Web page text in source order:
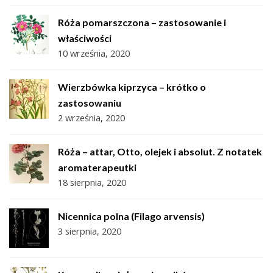
Róża pomarszczona – zastosowanie i
właściwości
10 września, 2020
Wierzbówka kiprzyca – krótko o
zastosowaniu
2 września, 2020
Róża – attar, Otto, olejek i absolut. Z notatek
aromaterapeutki
18 sierpnia, 2020
Nicennica polna (Filago arvensis)
3 sierpnia, 2020